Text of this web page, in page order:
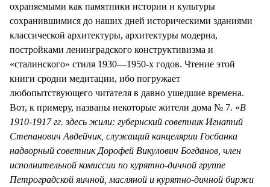
охраняемыми как памятники истории и культуры
сохранившимися до наших дней историческими зданиями
классической архитектуры, архитектуры модерна,
постройками ленинградского конструктивизма и
«сталинского» стиля 1930—1950-х годов. Чтение этой
книги сродни медитации, ибо погружает
любопытствующего читателя в давно ушедшие времена.
Вот, к примеру, названы некоторые жители дома № 7. «В
1910-1917 гг. здесь жили: губернский советник Игнатий
Степанович Авдейчик, служащий канцелярии Госбанка
надворный советник Дорофей Викулович Богданов, член
исполнительной комиссии по курятно-дичной группе
Петроградской яичной, масляной и курятно-дичной биржи